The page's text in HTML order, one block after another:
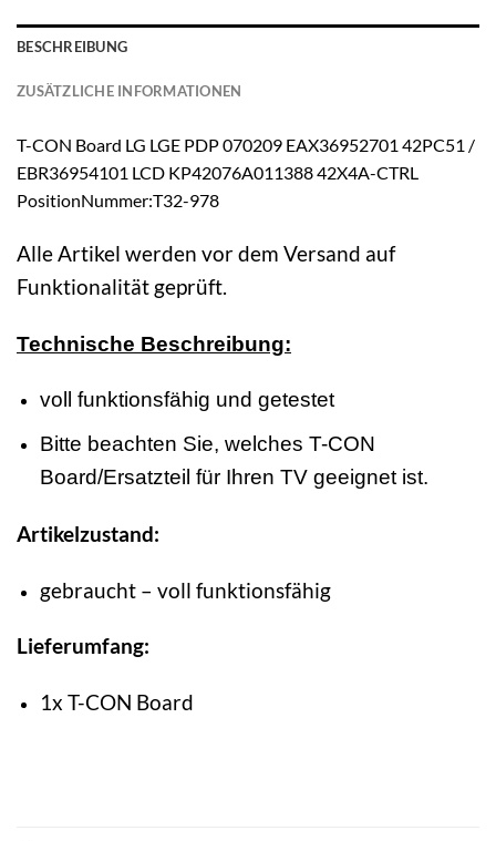
BESCHREIBUNG
ZUSÄTZLICHE INFORMATIONEN
T-CON Board LG LGE PDP 070209 EAX36952701 42PC51 /
EBR36954101 LCD KP42076A011388 42X4A-CTRL
PositionNummer:T32-978
Alle Artikel werden vor dem Versand auf
Funktionalität geprüft.
Technische Beschreibung:
voll funktionsfähig und getestet
Bitte beachten Sie, welches T-CON
Board/Ersatzteil für Ihren TV geeignet ist.
Artikelzustand:
gebraucht – voll funktionsfähig
Lieferumfang:
1x T-CON Board